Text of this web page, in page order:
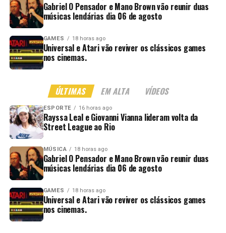
Gabriel O Pensador e Mano Brown vão reunir duas
músicas lendárias dia 06 de agosto
GAMES 18 horas ago
Universal e Atari vão reviver os clássicos games
nos cinemas.
ÚLTIMAS EM ALTA VÍDEOS
ESPORTE 16 horas ago
Rayssa Leal e Giovanni Vianna lideram volta da
Street League ao Rio
MÚSICA 18 horas ago
Gabriel O Pensador e Mano Brown vão reunir duas
músicas lendárias dia 06 de agosto
GAMES 18 horas ago
Universal e Atari vão reviver os clássicos games
nos cinemas.